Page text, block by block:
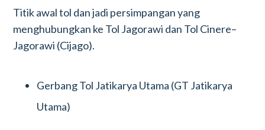
Titik awal tol dan jadi persimpangan yang
menghubungkan ke Tol Jagorawi dan Tol Cinere–
Jagorawi (Cijago).
Gerbang Tol Jatikarya Utama (GT Jatikarya
Utama)